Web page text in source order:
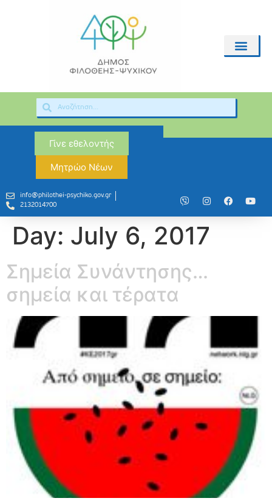
Γίνε εθελοντής
Μητρώο Νέων
info@philothei-psychiko.gov.gr
2132014700
Day: July 6, 2017
Σημεία Συνάντησης…
σημεία και τέρατα